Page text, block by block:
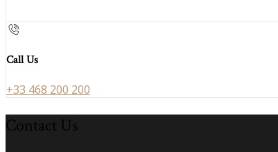
Call Us
+33 468 200 200
Contact Us